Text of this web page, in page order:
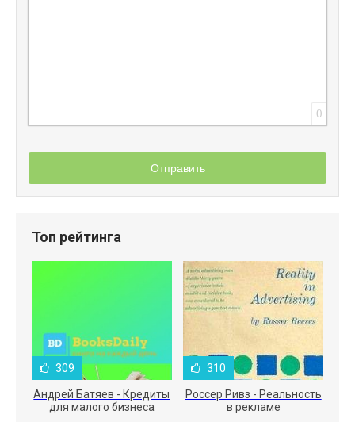
0
Отправить
Топ рейтинга
309
Андрей Батяев - Кредиты
для малого бизнеса
310
Россер Ривз - Реальность
в рекламе